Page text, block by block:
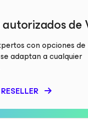
autorizados de
con opciones
adaptan a cualquier